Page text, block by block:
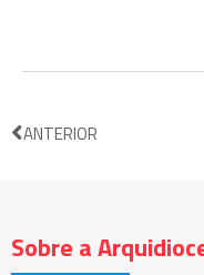
ANTERIOR
Sobre a